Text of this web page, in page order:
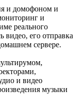
и домофоном и
и
реального
видео, его отправка
сервере.
и видео
музыки